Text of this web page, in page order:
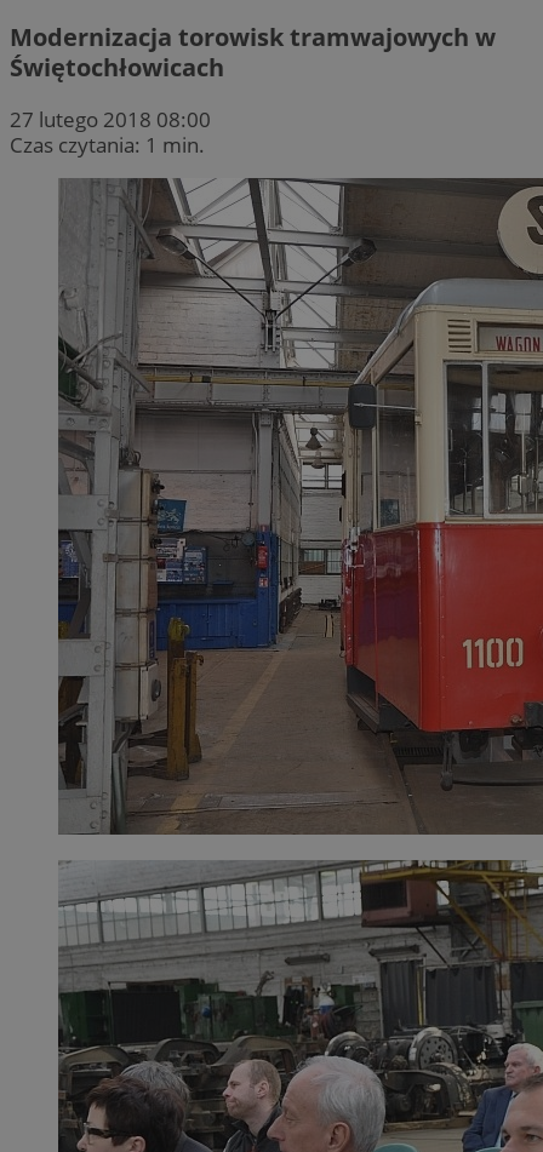
Modernizacja torowisk tramwajowych w
Świętochłowicach
27 lutego 2018 08:00
Czas czytania: 1 min.